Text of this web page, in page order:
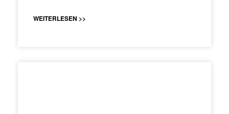
WEITERLESEN >>